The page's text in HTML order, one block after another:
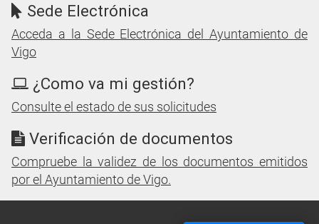
Sede Electrónica
Acceda a la Sede Electrónica del Ayuntamiento de
Vigo
¿Como va mi gestión?
Consulte el estado de sus solicitudes
Verificación de documentos
Compruebe la validez de los documentos emitidos
por el Ayuntamiento de Vigo.